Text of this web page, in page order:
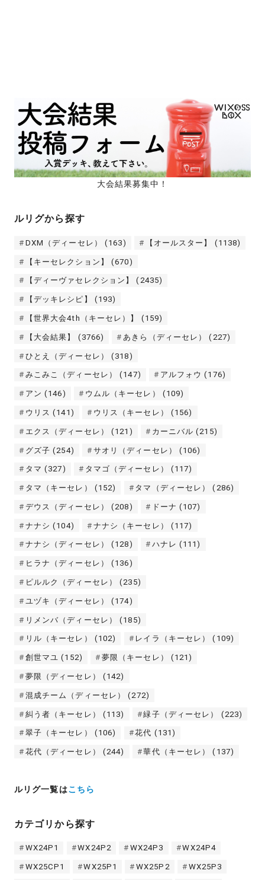
大会結果募集中！
ルリグから探す
DXM（ディーセレ） (163) 【オールスター】 (1138)
【キーセレクション】 (670)
【ディーヴァセレクション】 (2435)
【デッキレシピ】 (193)
【世界大会4th（キーセレ）】 (159)
【大会結果】 (3766) あきら（ディーセレ） (227)
ひとえ（ディーセレ） (318)
みこみこ（ディーセレ） (147) アルフォウ (176)
アン (146) ウムル（キーセレ） (109)
ウリス (141) ウリス（キーセレ） (156)
エクス（ディーセレ） (121) カーニバル (215)
グズ子 (254) サオリ（ディーセレ） (106)
タマ (327) タマゴ（ディーセレ） (117)
タマ（キーセレ） (152) タマ（ディーセレ） (286)
デウス（ディーセレ） (208) ドーナ (107)
ナナシ (104) ナナシ（キーセレ） (117)
ナナシ（ディーセレ） (128) ハナレ (111)
ヒラナ（ディーセレ） (136)
ピルルク（ディーセレ） (235)
ユヅキ（ディーセレ） (174)
リメンバ（ディーセレ） (185)
リル（キーセレ） (102) レイラ（キーセレ） (109)
創世マユ (152) 夢限（キーセレ） (121)
夢限（ディーセレ） (142)
混成チーム（ディーセレ） (272)
糾う者（キーセレ） (113) 緑子（ディーセレ） (223)
翠子（キーセレ） (106) 花代 (131)
花代（ディーセレ） (244) 華代（キーセレ） (137)
ルリグ一覧はこちら
カテゴリから探す
WX24P1 WX24P2 WX24P3 WX24P4
WX25CP1 WX25P1 WX25P2 WX25P3